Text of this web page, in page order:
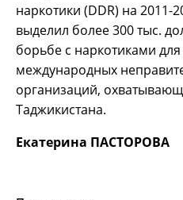
наркотики (DDR) на 2011-
выделил более 300 тыс.
борьбе с наркотиками
международных
организаций,
Таджикистана.
Екатерина ПАСТОРОВА